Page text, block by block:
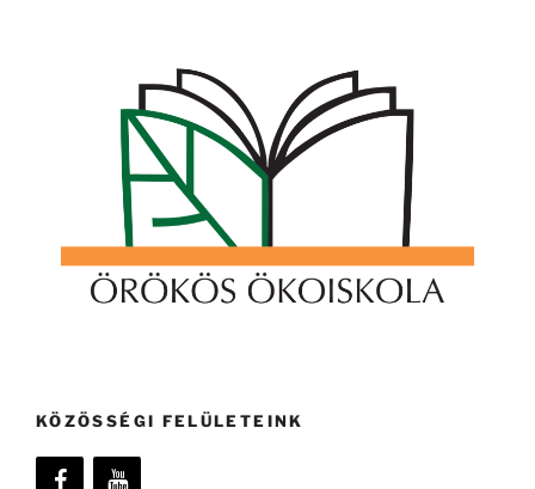
KÖZÖSSÉGI FELÜLETEINK